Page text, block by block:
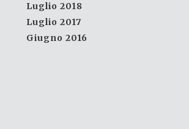
Luglio 2018
Luglio 2017
Giugno 2016